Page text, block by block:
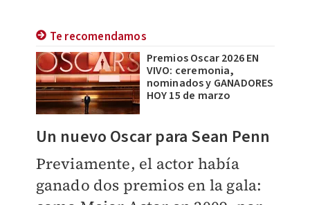
Te recomendamos
Premios Oscar 2026 EN
VIVO: ceremonia,
nominados y GANADORES
HOY 15 de marzo
Un nuevo Oscar para Sean Penn
Previamente, el actor había
ganado dos premios en la gala: